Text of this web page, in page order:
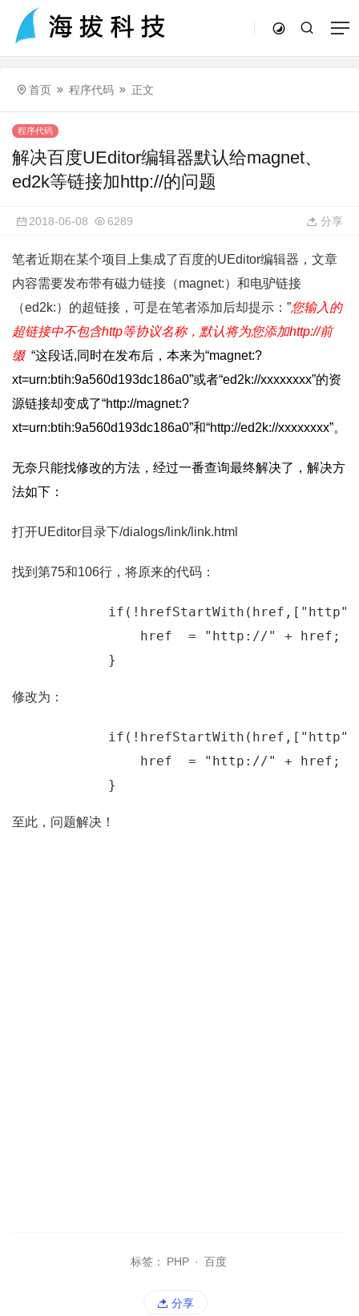
首页 程序代码 正文
程序代码
解决百度UEditor编辑器默认给magnet、
ed2k等链接加http://的问题
2018-06-08 6289 分享
笔者近期在某个项目上集成了百度的UEditor编辑器，文章
内容需要发布带有磁力链接（magnet:）和电驴链接
（ed2k:）的超链接，可是在笔者添加后却提示：”您输入的
超链接中不包含http等协议名称，默认将为您添加http://前
缀 “这段话,同时在发布后，本来为“magnet:?
xt=urn:btih:9a560d193dc186a0”或者“ed2k://xxxxxxxx”的资
源链接却变成了“http://magnet:?
xt=urn:btih:9a560d193dc186a0”和“http://ed2k://xxxxxxxx”。
无奈只能找修改的方法，经过一番查询最终解决了，解决方
法如下：
打开UEditor目录下/dialogs/link/link.html
找到第75和106行，将原来的代码：
                href  = "http://" + href;
            }
修改为：
                href  = "http://" + href;
            }
至此，问题解决！
标签： PHP · 百度
分享